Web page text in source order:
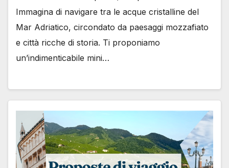
Immagina di navigare tra le acque cristalline del
Mar Adriatico, circondato da paesaggi mozzafiato
e città ricche di storia. Ti proponiamo
un’indimenticabile mini…